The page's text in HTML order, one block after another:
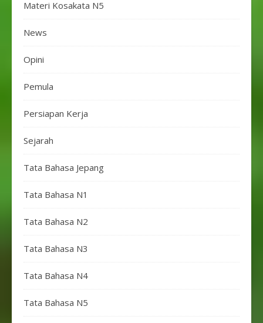
Materi Kosakata N5
News
Opini
Pemula
Persiapan Kerja
Sejarah
Tata Bahasa Jepang
Tata Bahasa N1
Tata Bahasa N2
Tata Bahasa N3
Tata Bahasa N4
Tata Bahasa N5